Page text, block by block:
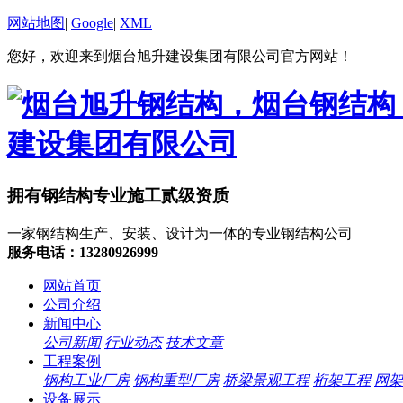
网站地图| Google| XML
您好，欢迎来到烟台旭升建设集团有限公司官方网站！
拥有钢结构专业施工贰级资质
一家钢结构生产、安装、设计为一体的专业钢结构公司
服务电话：13280926999
网站首页
公司介绍
新闻中心
公司新闻 行业动态 技术文章
工程案例
钢构工业厂房 钢构重型厂房 桥梁景观工程 桁架工程 网
设备展示